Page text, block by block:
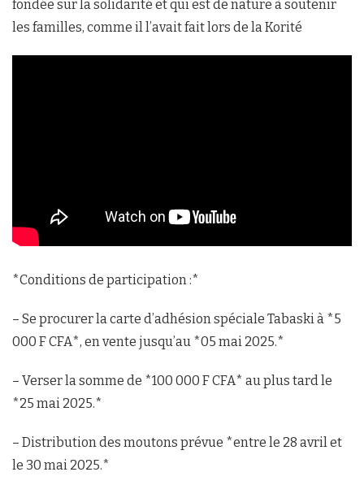
fondée sur la solidarité et qui est de nature à soutenir
les familles, comme il l’avait fait lors de la Korité
*Conditions de participation :*
– Se procurer la carte d’adhésion spéciale Tabaski à *5
000 F CFA*, en vente jusqu’au *05 mai 2025.*
– Verser la somme de *100 000 F CFA* au plus tard le
*25 mai 2025.*
– Distribution des moutons prévue *entre le 28 avril et
le 30 mai 2025.*